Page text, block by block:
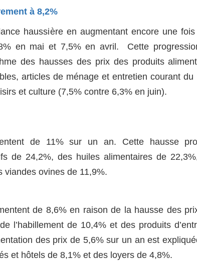
à 8,2%
haussière en augmentant encore une
en mai et 7,5% en avril. Cette
des hausses des prix des produits
articles de ménage et entretien courant du
et culture (7,5% contre 6,3% en juin).
de 11% sur un an. Cette hausse
de 24,2%, des huiles alimentaires de
viandes ovines de 11,9%.
de 8,6% en raison de la hausse des
l’habillement de 10,4% et des produits
des prix de 5,6% sur un an est
et hôtels de 8,1% et des loyers de 4,8%.